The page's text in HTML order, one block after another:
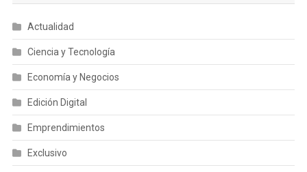
Actualidad
Ciencia y Tecnología
Economía y Negocios
Edición Digital
Emprendimientos
Exclusivo